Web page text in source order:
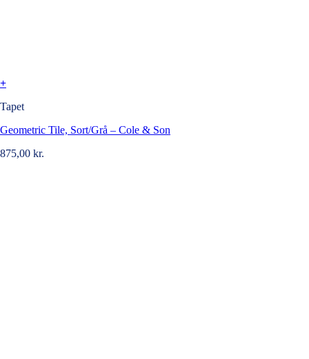
+
Tapet
Geometric Tile, Sort/Grå – Cole & Son
875,00 kr.